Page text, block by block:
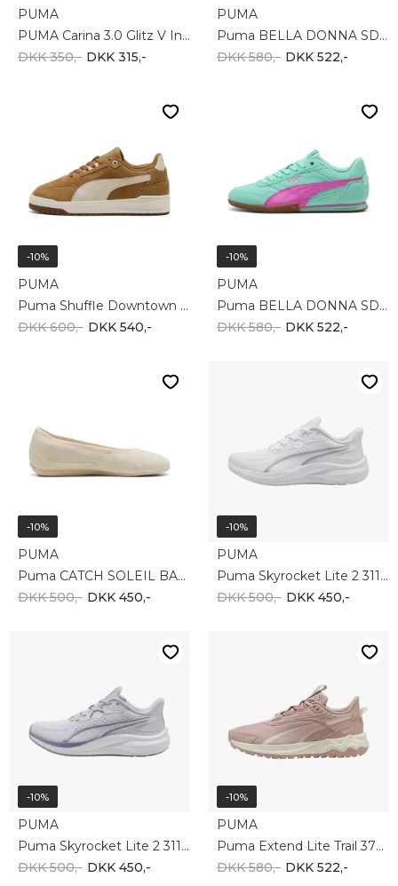
PUMA
PUMA Carina 3.0 Glitz V Inf 408377-01
DKK 350,- DKK 315,-
PUMA
Puma BELLA DONNA SD 402673-01
DKK 580,- DKK 522,-
-10%
PUMA
Puma Shuffle Downtown SD 402597-07
DKK 600,- DKK 540,-
-10%
PUMA
Puma BELLA DONNA SD 402673-13
DKK 580,- DKK 522,-
-10%
PUMA
Puma CATCH SOLEIL BALLERINA SD 406310-02
DKK 500,- DKK 450,-
-10%
PUMA
Puma Skyrocket Lite 2 311730-29
DKK 500,- DKK 450,-
-10%
PUMA
Puma Skyrocket Lite 2 311730-30
DKK 500,- DKK 450,-
-10%
PUMA
Puma Extend Lite Trail 379538-31
DKK 580,- DKK 522,-